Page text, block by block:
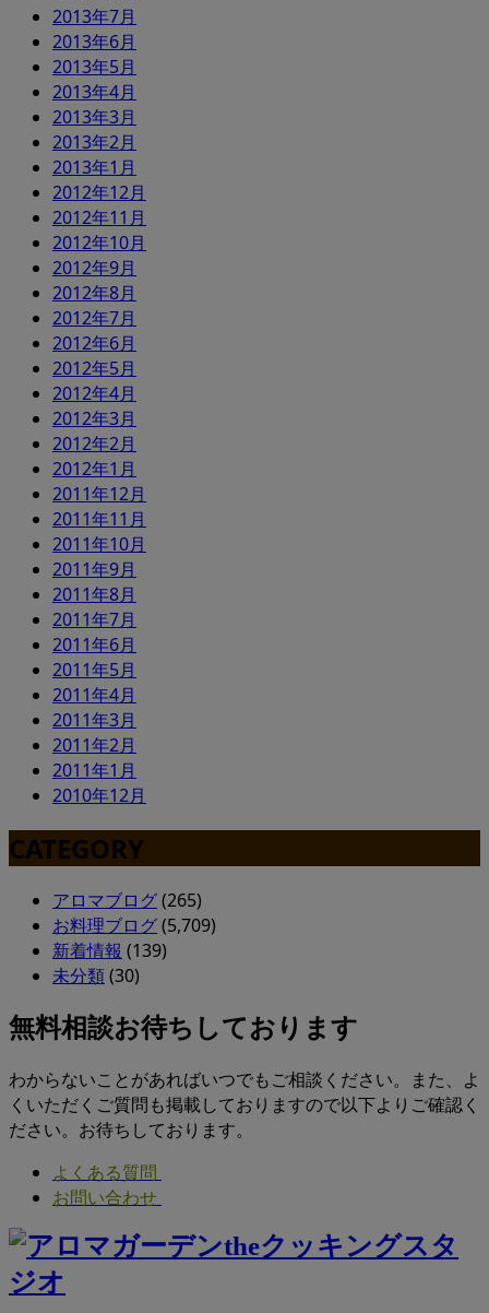
2013年7月
2013年6月
2013年5月
2013年4月
2013年3月
2013年2月
2013年1月
2012年12月
2012年11月
2012年10月
2012年9月
2012年8月
2012年7月
2012年6月
2012年5月
2012年4月
2012年3月
2012年2月
2012年1月
2011年12月
2011年11月
2011年10月
2011年9月
2011年8月
2011年7月
2011年6月
2011年5月
2011年4月
2011年3月
2011年2月
2011年1月
2010年12月
CATEGORY
アロマブログ(265)
お料理ブログ(5,709)
新着情報 (139)
未分類(30)
無料相談お待ちしております
わからないことがあればいつでもご相談ください。また、よ
くいただくご質問も掲載しておりますので以下よりご確認く
ださい。お待ちしております。
よくある質問
お問い合わせ